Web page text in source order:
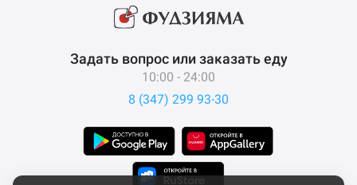
Задать вопрос или заказать еду
10:00 - 24:00
8 (347) 299 93-30